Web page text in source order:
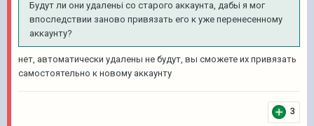
Будут ли они удаленьі со старого аккаунта, дабьі я мог
впоследствии заново привязать его к уже перенесенному
аккаунту?
нет, автоматически удалены не будут, вы сможете их привязать
самостоятельно к новому аккаунту
3